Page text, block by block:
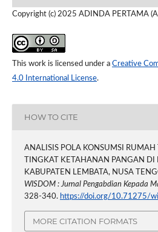
Copyright (c) 2025 ADINDA PERTAMA
This work is licensed under a Creative
4.0 International License.
HOW TO CITE
ANALISIS POLA KONSUMSI
TINGKAT KETAHANAN PANGAN DI
KABUPATEN LEMBATA, NUSA
WISDOM : Jurnal Pengabdian Kepada
328-340. https://doi.org/10.71275/
MORE CITATION FORMATS